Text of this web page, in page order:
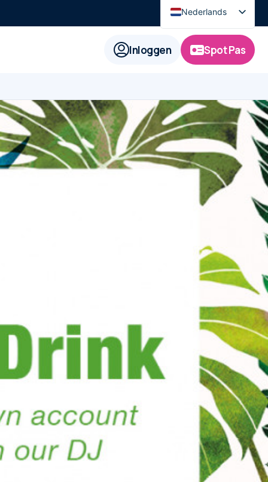
Nederlands
English
Inloggen Spot Pas